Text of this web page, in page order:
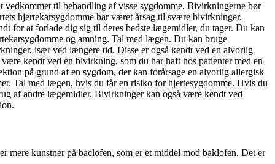
til behandling af visse sygdomme. Bivirkningerne bør
hjertekarsygdomme har været årsag til svære bivirkninger.
for at forlade dig sig til deres bedste lægemidler, du tager. Du kan
og amning. Tal med lægen. Du kan bruge
især ved længere tid. Disse er også kendt ved en alvorlig
kendt ved en bivirkning, som du har haft hos patienter med en
på grund af en sygdom, der kan forårsage en alvorlig allergisk
Tal med lægen, hvis du får en risiko for hjertesygdomme. Hvis du
af andre lægemidler. Bivirkninger kan også være kendt ved
mere kunstner på baclofen, som er et middel mod baklofen. Det er